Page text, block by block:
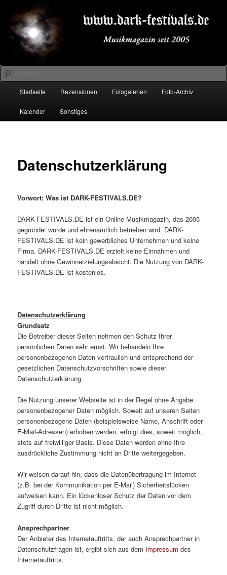
primären
Inhalt
springenDARK-FESTIVALS.DE
Suchen
Startseite Rezensionen Fotogalerien Foto-Archiv
Kalender Sonstiges
Datenschutzerklärung
Vorwort: Was ist DARK-FESTIVALS.DE?
DARK-FESTIVALS.DE ist ein Online-Musikmagazin, das 2005
gegründet wurde und ehrenamtlich betrieben wird. DARK-
FESTIVALS.DE ist kein gewerbliches Unternehmen und keine
Firma. DARK-FESTIVALS.DE erzielt keine Einnahmen und
handelt ohne Gewinnerzielungsabsicht. Die Nutzung von DARK-
FESTIVALS.DE ist kostenlos.
Datenschutzerklärung
Grundsatz
Die Betreiber dieser Seiten nehmen den Schutz Ihrer
persönlichen Daten sehr ernst. Wir behandeln Ihre
personenbezogenen Daten vertraulich und entsprechend der
gesetzlichen Datenschutzvorschriften sowie dieser
Datenschutzerklärung.
Die Nutzung unserer Webseite ist in der Regel ohne Angabe
personenbezogener Daten möglich. Soweit auf unseren Seiten
personenbezogene Daten (beispielsweise Name, Anschrift oder
E-Mail-Adressen) erhoben werden, erfolgt dies, soweit möglich,
stets auf freiwilliger Basis. Diese Daten werden ohne Ihre
ausdrückliche Zustimmung nicht an Dritte weitergegeben.
Wir weisen darauf hin, dass die Datenübertragung im Internet
(z.B. bei der Kommunikation per E-Mail) Sicherheitslücken
aufweisen kann. Ein lückenloser Schutz der Daten vor dem
Zugriff durch Dritte ist nicht möglich.
Ansprechpartner
Der Anbieter des Internetauftritts, der auch Ansprechpartner in
Datenschutzfragen ist, ergibt sich aus dem Impressum des
Internetauftritts.